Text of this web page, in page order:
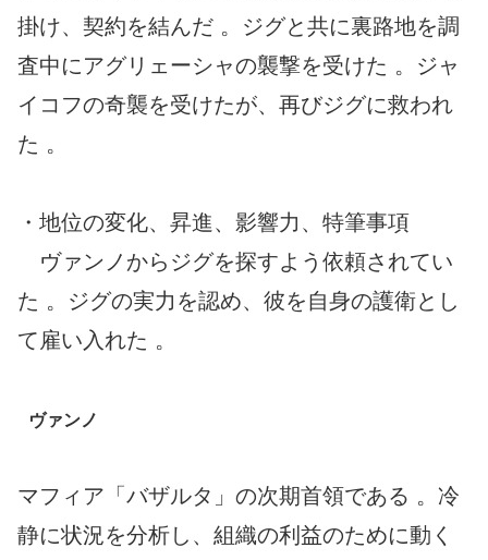
掛け、契約を結んだ 。ジグと共に裏路地を調
査中にアグリェーシャの襲撃を受けた 。ジャ
イコフの奇襲を受けたが、再びジグに救われ
た 。
・地位の変化、昇進、影響力、特筆事項
ヴァンノからジグを探すよう依頼されてい
た 。ジグの実力を認め、彼を自身の護衛とし
て雇い入れた 。
ヴァンノ
マフィア「バザルタ」の次期首領である 。冷
静に状況を分析し、組織の利益のために動く